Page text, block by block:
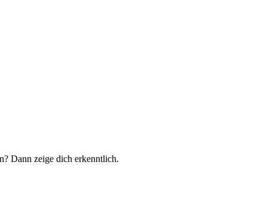
Dann zeige dich erkenntlich.